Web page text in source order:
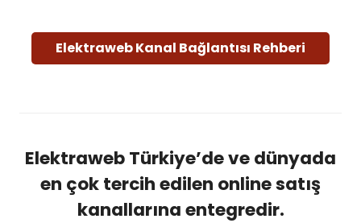
Elektraweb Kanal Bağlantısı Rehberi
Elektraweb Türkiye’de ve dünyada
en çok tercih edilen online satış
kanallarına entegredir.